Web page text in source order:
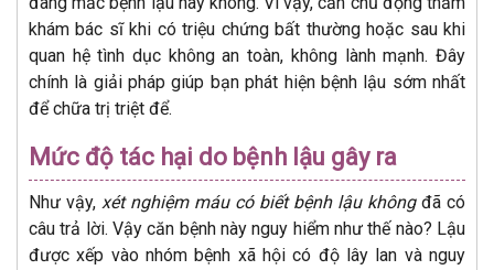
khám bác sĩ khi có triệu chứng bất thường hoặc sau khi
quan hệ tình dục không an toàn, không lành mạnh. Đây
chính là giải pháp giúp bạn phát hiện bệnh lậu sớm nhất
để chữa trị triệt để.
Mức độ tác hại do bệnh lậu gây ra
Như vậy, xét nghiệm máu có biết bệnh lậu khôngđã có
câu trả lời. Vậy căn bệnh này nguy hiểm như thế nào? Lậu
được xếp vào nhóm bệnh xã hội có độ lây lan và nguy